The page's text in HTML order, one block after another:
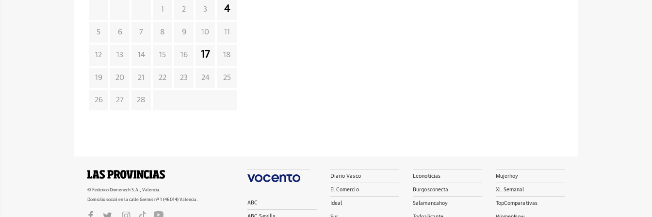
1 2 3 4
5 6 7 8 9 10 11
12 13 14 15 16 17 18
19 20 21 22 23 24 25
26 27 28
© Federico Domenech S.A., Valencia.
Domicilio social en la calle Gremis nº 1 (46014) Valencia.
ABC
Diario Vasco
El Comercio
Ideal
Leonoticias
Burgosconecta
Salamancahoy
Mujerhoy
XL Semanal
TopComparativas